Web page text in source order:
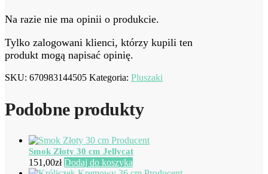
Na razie nie ma opinii o produkcie.
Tylko zalogowani klienci, którzy kupili ten
produkt mogą napisać opinię.
SKU: 670983144505 Kategoria: Pluszaki
Podobne produkty
Smok Złoty 30 cm Jellycat
151,00zł Dodaj do koszyka